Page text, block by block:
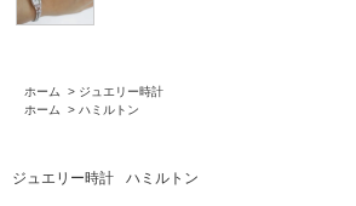
ホーム > ジュエリー時計
ホーム
> ハミルトン
ジュエリー時計 ハミルトン